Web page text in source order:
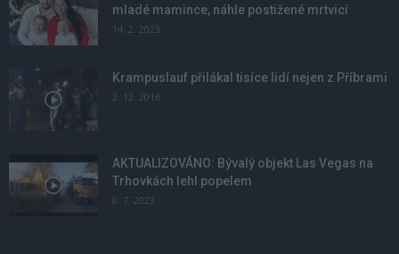
mladé mamince, náhle postižené mrtvicí
14. 2. 2023
Krampuslauf přilákal tisíce lidí nejen z Příbrami
2. 12. 2016
AKTUALIZOVÁNO: Bývalý objekt Las Vegas na
Trhovkách lehl popelem
8. 7. 2023